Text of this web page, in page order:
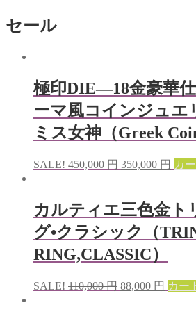
セール
極印DIE—18金豪華
ーマ風コインジュ
ミス女神（Greek
SALE! 450,000円 350,000 円 カ
カルティエ三色金ト
グ•クラシック（
RING,CLASSIC）
SALE! 110,000円 88,000 円 カー